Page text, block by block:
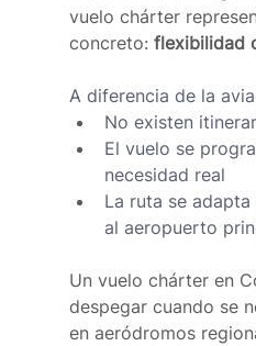
vuelo chárter
concreto: flexibilidad
A diferencia de la
No existen
El vuelo se
necesidad real
La ruta se
al aeropuerto
Un vuelo chárter en
despegar cuando se
en aeródromos